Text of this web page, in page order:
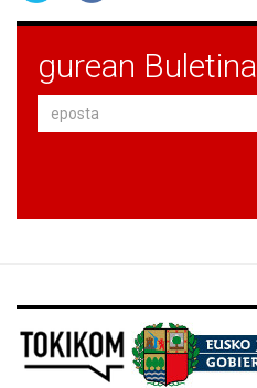
gurean Buletina